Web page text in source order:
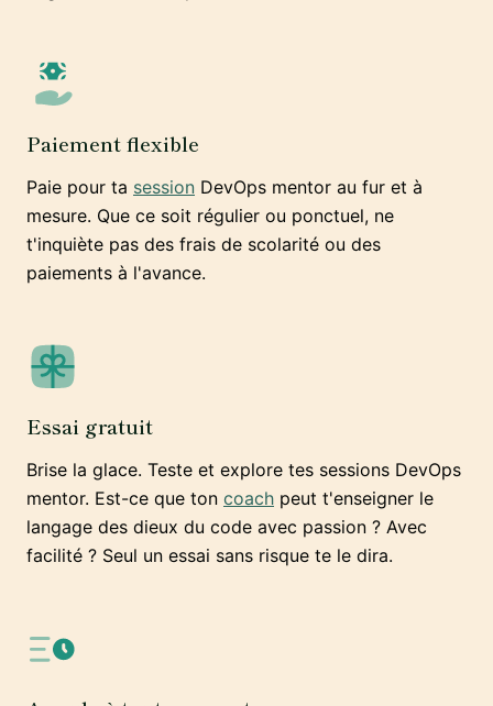
Paiement flexible
Paie pour ta session DevOps mentor au fur et à
mesure. Que ce soit régulier ou ponctuel, ne
t'inquiète pas des frais de scolarité ou des
paiements à l'avance.
Essai gratuit
Brise la glace. Teste et explore tes sessions DevOps
mentor. Est-ce que ton coach peut t'enseigner le
langage des dieux du code avec passion ? Avec
facilité ? Seul un essai sans risque te le dira.